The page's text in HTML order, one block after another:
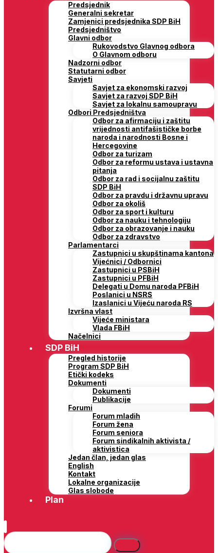
Predsjednik
Generalni sekretar
Zamjenici predsjednika SDP BiH
Predsjedništvo
Glavni odbor
Rukovodstvo Glavnog odbora
O Glavnom odboru
Nadzorni odbor
Statutarni odbor
Savjeti
Savjet za ekonomski razvoj
Savjet za razvoj SDP BiH
Savjet za lokalnu samoupravu
Odbori Predsjedništva
Odbor za afirmaciju i zaštitu
vrijednosti antifašističke borbe
naroda i narodnosti Bosne i
Hercegovine
Odbor za turizam
Odbor za reformu ustava i ustavna
pitanja
Odbor za rad i socijalnu zaštitu
SDP BiH
Odbor za pravdu i državnu upravu
Odbor za okoliš
Odbor za sport i kulturu
Odbor za nauku i tehnologiju
Odbor za obrazovanje i nauku
Odbor za zdravstvo
Parlamentarci
Zastupnici u skupštinama kantona
Vijećnici / Odbornici
Zastupnici u PSBiH
Zastupnici u PFBiH
Delegati u Domu naroda PFBiH
Poslanici u NSRS
Izaslanici u Vijeću naroda RS
Izvršna vlast
Vijeće ministara
Vlada FBiH
Načelnici
SDP BiH
Pregled historije
Program SDP BiH
Etički kodeks
Dokumenti
Dokumenti
Publikacije
Forumi
Forum mladih
Forum žena
Forum seniora
Forum sindikalnih aktivista /
aktivistica
Jedan član, jedan glas
English
Kontakt
Lokalne organizacije
Glas slobode
Plan